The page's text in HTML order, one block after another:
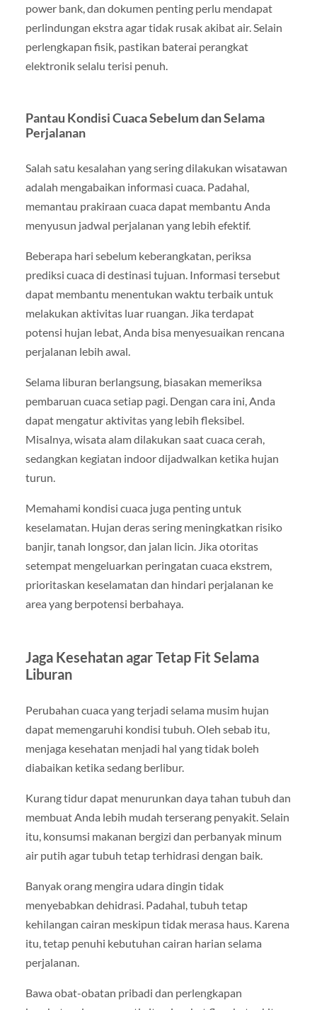
power bank, dan dokumen penting perlu mendapat
perlindungan ekstra agar tidak rusak akibat air. Selain
perlengkapan fisik, pastikan baterai perangkat
elektronik selalu terisi penuh.
Pantau Kondisi Cuaca Sebelum dan Selama
Perjalanan
Salah satu kesalahan yang sering dilakukan wisatawan
adalah mengabaikan informasi cuaca. Padahal,
memantau prakiraan cuaca dapat membantu Anda
menyusun jadwal perjalanan yang lebih efektif.
Beberapa hari sebelum keberangkatan, periksa
prediksi cuaca di destinasi tujuan. Informasi tersebut
dapat membantu menentukan waktu terbaik untuk
melakukan aktivitas luar ruangan. Jika terdapat
potensi hujan lebat, Anda bisa menyesuaikan rencana
perjalanan lebih awal.
Selama liburan berlangsung, biasakan memeriksa
pembaruan cuaca setiap pagi. Dengan cara ini, Anda
dapat mengatur aktivitas yang lebih fleksibel.
Misalnya, wisata alam dilakukan saat cuaca cerah,
sedangkan kegiatan indoor dijadwalkan ketika hujan
turun.
Memahami kondisi cuaca juga penting untuk
keselamatan. Hujan deras sering meningkatkan risiko
banjir, tanah longsor, dan jalan licin. Jika otoritas
setempat mengeluarkan peringatan cuaca ekstrem,
prioritaskan keselamatan dan hindari perjalanan ke
area yang berpotensi berbahaya.
Jaga Kesehatan agar Tetap Fit Selama
Liburan
Perubahan cuaca yang terjadi selama musim hujan
dapat memengaruhi kondisi tubuh. Oleh sebab itu,
menjaga kesehatan menjadi hal yang tidak boleh
diabaikan ketika sedang berlibur.
Kurang tidur dapat menurunkan daya tahan tubuh dan
membuat Anda lebih mudah terserang penyakit. Selain
itu, konsumsi makanan bergizi dan perbanyak minum
air putih agar tubuh tetap terhidrasi dengan baik.
Banyak orang mengira udara dingin tidak
menyebabkan dehidrasi. Padahal, tubuh tetap
kehilangan cairan meskipun tidak merasa haus. Karena
itu, tetap penuhi kebutuhan cairan harian selama
perjalanan.
Bawa obat-obatan pribadi dan perlengkapan